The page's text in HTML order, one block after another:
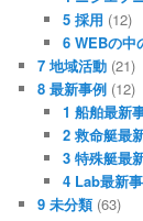
5 採用 (12)
6 WEBの中
7 地域活動 (21)
8 最新事例 (12)
1 船舶最新
2 救命艇最
3 特殊艇最
4 Lab最新
9 未分類(63)